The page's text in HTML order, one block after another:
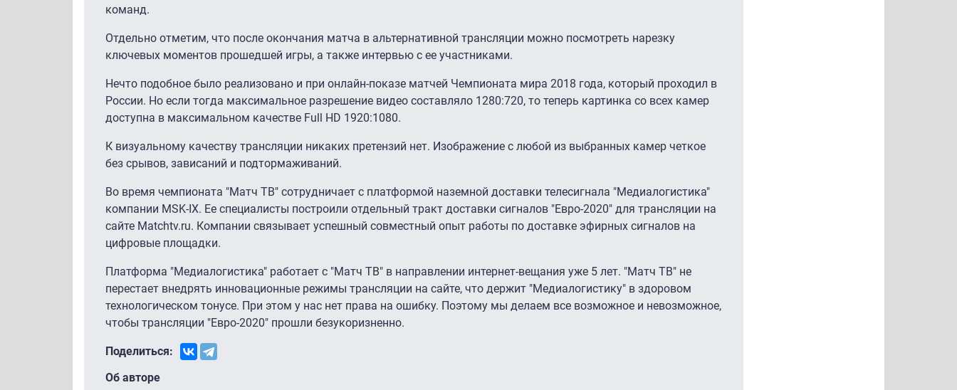
команд.
Отдельно отметим, что после окончания матча в альтернативной трансляции можно посмотреть нарезку
ключевых моментов прошедшей игры, а также интервью с ее участниками.
Нечто подобное было реализовано и при онлайн-показе матчей Чемпионата мира 2018 года, который проходил в
России. Но если тогда максимальное разрешение видео составляло 1280:720, то теперь картинка со всех камер
доступна в максимальном качестве Full HD 1920:1080.
К визуальному качеству трансляции никаких претензий нет. Изображение с любой из выбранных камер четкое
без срывов, зависаний и подтормаживаний.
Во время чемпионата "Матч ТВ" сотрудничает с платформой наземной доставки телесигнала "Медиалогистика"
компании MSK-IX. Ее специалисты построили отдельный тракт доставки сигналов "Евро-2020" для трансляции на
сайте Matchtv.ru. Компании связывает успешный совместный опыт работы по доставке эфирных сигналов на
цифровые площадки.
Платформа "Медиалогистика" работает с "Матч ТВ" в направлении интернет-вещания уже 5 лет. "Матч ТВ" не
перестает внедрять инновационные режимы трансляции на сайте, что держит "Медиалогистику" в здоровом
технологическом тонусе. При этом у нас нет права на ошибку. Поэтому мы делаем все возможное и невозможное,
чтобы трансляции "Евро-2020" прошли безукоризненно.
Поделиться:
Об авторе